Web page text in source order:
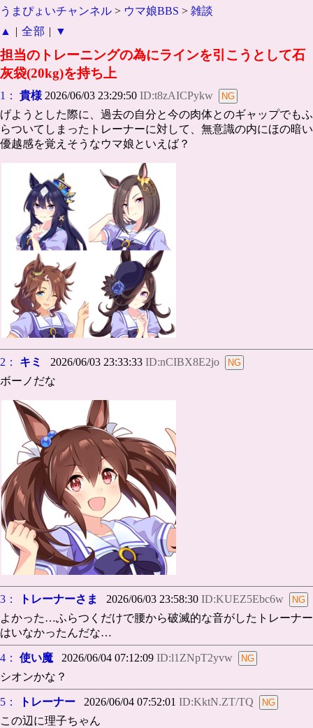
うまぴょいチャンネル > ウマ娘BBS > 雑談
▲
| 全部 | ▼
担当のトレーニングの為にラインを引こうとして石
灰袋(20kg)を持ち上
1： 貴様 2026/06/03 23:29:50 ID:t8zAICPykw
げようとした際に、過去の自分と今の肉体とのギャップでもふ
らついてしまったトレーナーに対して、無意識の内にほの暗い
優越感を覚えそうなウマ娘といえば？
2： キミ 2026/06/03 23:33:33 ID:nCIBX8E2jo
ボーノだな
3： トレーナーさま 2026/06/03 23:58:30 ID:KUEZ5Ebc6w
よかった…ふらつくだけで腰から破滅的な音がしたトレーナー
はいなかったんだな…
4： 使い魔 2026/06/04 07:12:09 ID:l1ZNpT2yvw
シオンかな？
5： トレーナー 2026/06/04 07:52:01 ID:KktN.ZT/TQ
この辺に理子ちゃん